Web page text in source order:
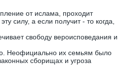
от ислама, проходит
силу, а если получит - то когда,
свободу вероисповедания и
Неофициально их семьям было
сборищах и угроза